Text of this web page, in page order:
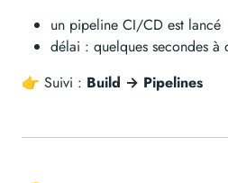
un pipeline CI/CD est lancé
délai : quelques secondes à
👉 Suivi : Build → Pipelines